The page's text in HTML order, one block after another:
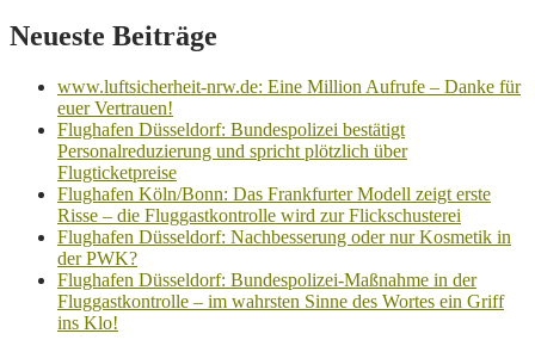
Neueste Beiträge
www.luftsicherheit-nrw.de: Eine Million Aufrufe – Danke für
euer Vertrauen!
Flughafen Düsseldorf: Bundespolizei bestätigt
Personalreduzierung und spricht plötzlich über
Flugticketpreise
Flughafen Köln/Bonn: Das Frankfurter Modell zeigt erste
Risse – die Fluggastkontrolle wird zur Flickschusterei
Flughafen Düsseldorf: Nachbesserung oder nur Kosmetik in
der PWK?
Flughafen Düsseldorf: Bundespolizei-Maßnahme in der
Fluggastkontrolle – im wahrsten Sinne des Wortes ein Griff
ins Klo!